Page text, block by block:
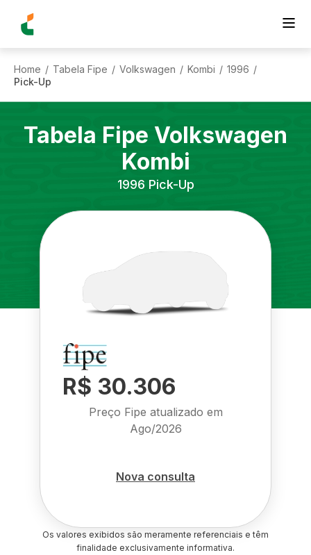
Home / Tabela Fipe / Volkswagen / Kombi / 1996 /
Pick-Up
Tabela Fipe Volkswagen
Kombi
1996 Pick-Up
R$ 30.306
Preço Fipe atualizado em
Ago/2026
Nova consulta
Os valores exibidos são meramente referenciais e têm
finalidade exclusivamente informativa.